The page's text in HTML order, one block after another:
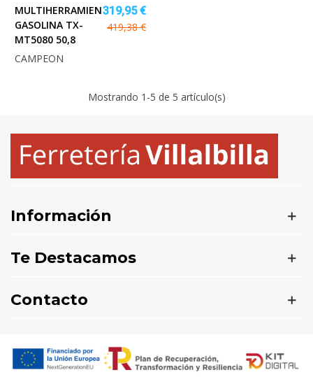
MULTIHERRAMIENTA
GASOLINA TX-
MT5080 50,8
319,95 €
419,38 €
CAMPEON
Mostrando 1 -5 de 5 artículo(s)
Información
Te Destacamos
Contacto